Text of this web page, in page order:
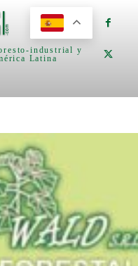
industrial y
Latina